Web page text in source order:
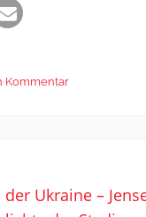
Kommentar
Ukraine –